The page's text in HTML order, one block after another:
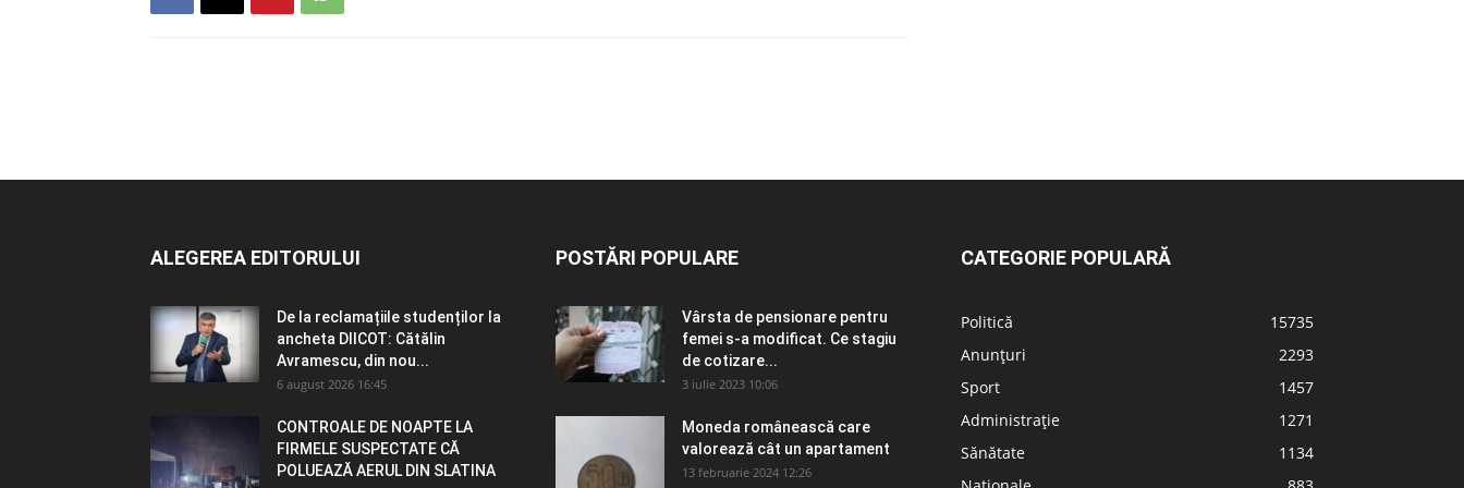
ALEGEREA EDITORULUI
De la reclamațiile studenților la
ancheta DIICOT: Cătălin
Avramescu, din nou...
6 august 2026 16:45
CONTROALE DE NOAPTE LA
FIRMELE SUSPECTATE CĂ
POLUEAZĂ AERUL DIN SLATINA
POSTĂRI POPULARE
Vârsta de pensionare pentru
femei s-a modificat. Ce stagiu
de cotizare...
3 iulie 2023 10:06
Moneda românească care
valorează cât un apartament
13 februarie 2024 12:26
CATEGORIE POPULARĂ
Politică
15735
Anunțuri
2293
Sport
1457
Administrație
1271
Sănătate
1134